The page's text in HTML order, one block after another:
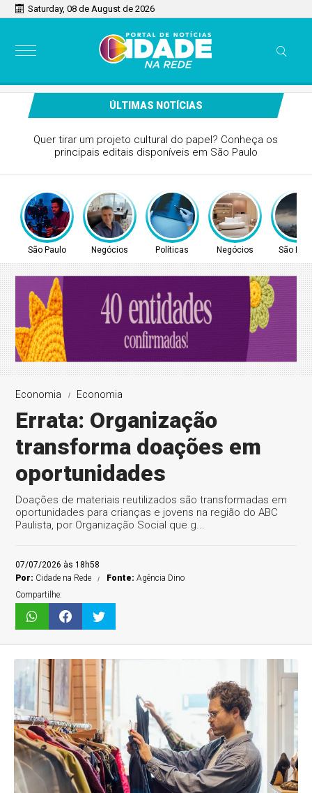
Saturday, 08 de August de 2026
ÚLTIMAS NOTÍCIAS
Desafios da Lei 14.133 na educação pública
São Paulo Negócios Políticas Negócios São
Economia Economia
Errata: Organização
transforma doações em
oportunidades
Doações de materiais reutilizados são transformadas em
oportunidades para crianças e jovens na região do ABC
Paulista, por Organização Social que g...
07/07/2026 às 18h58
Por: Cidade na Rede Fonte:Agência Dino
Compartilhe: